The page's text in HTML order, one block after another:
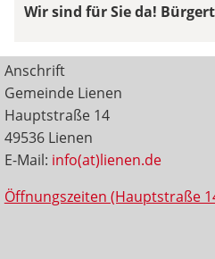
Wir sind für Sie da!
Anschrift
Gemeinde Lienen
Hauptstraße 14
49536 Lienen
E-Mail: info(at)lienen.de
Öffnungszeiten (Hauptstraße